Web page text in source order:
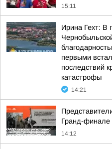
15:11
Ирина Гехт: В
первыми
последствий
катастрофы
14:21
Гранд-финале
14:12